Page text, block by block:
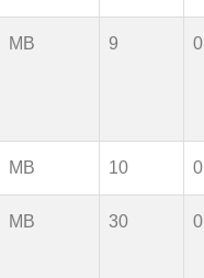
MB 9
MB 10
MB 30